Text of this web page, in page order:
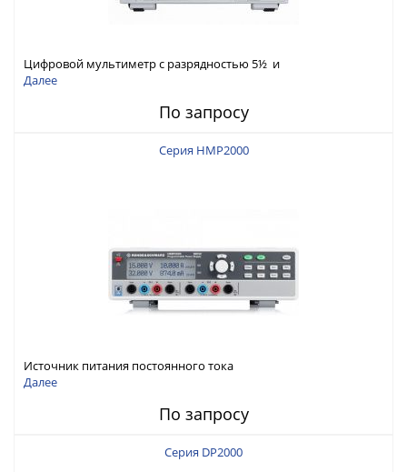
Цифровой мультиметр с разрядностью 5½ и
интерфейсами USB-device, USB-host, LAN и Web control
Далее
По запросу
Серия HMP2000
Источник питания постоянного тока
Далее
По запросу
Серия DP2000